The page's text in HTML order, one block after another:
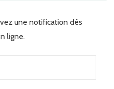
une notification dès
ligne.